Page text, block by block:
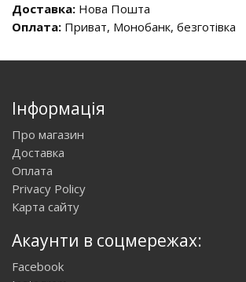
Доставка: Нова Пошта
Оплата: Приват, Монобанк, безготівка
Інформація
Про магазин
Доставка
Оплата
Privacy Policy
Карта сайту
Акаунти в соцмережах:
Facebook